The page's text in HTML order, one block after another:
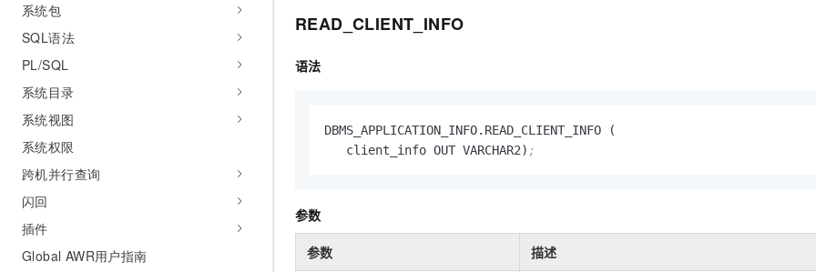
系统包
SQL语法
PL/SQL
系统目录
系统视图
系统权限
跨机并行查询
闪回
插件
Global AWR用户指南
READ_CLIENT_INFO
语法
DBMS_APPLICATION_INFO.READ_CLIENT_INFO (
   client_info OUT VARCHAR2)
;
参数
参数 描述
千问AI平台-模型体验
在线体验全尺寸、多种模态的模型效果
快速部署 Dify，高效搭建 AI 应用
媒体服务
企业服务与云通信
终端用户计算
Serverless
迁移与运维管理
政企业务
行业生态解决方案